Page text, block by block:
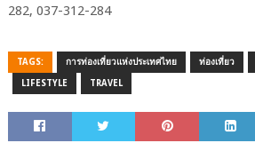
282, 037-312-284
TAGS: การท่องเที่ยวแห่งประเทศไทย ท่องเที่ยว
LIFESTYLE TRAVEL